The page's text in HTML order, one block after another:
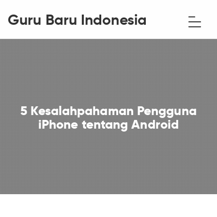
Guru Baru Indonesia
5 Kesalahpahaman Pengguna
iPhone tentang Android